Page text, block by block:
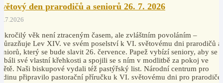
den prarodičů a seniorů 26. 7. 2026
věk není ztraceným časem, ale zvláštním povoláním –
Lev XIV. ve svém poselství k VI. světovému dni prarodičů a
který se bude slavit 26. července. Papež vybízí seniory, aby se
své vlastní křehkosti a spojili se s ním v modlitbě za pokoj ve
Naši biskupové vydali též pastýřský list. Národní centrum pro
připravilo pastorační příručku k VI. světovému dni pro prarodiče